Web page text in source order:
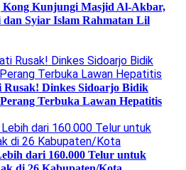
Kong Kunjungi Masjid Al-Akbar,
Syiar Islam Rahmatan Lil
Rusak! Dinkes Sidoarjo Bidik
Terbuka Lawan Hepatitis
dari 160.000 Telur untuk